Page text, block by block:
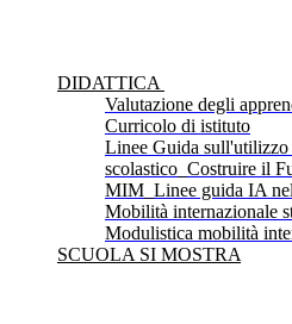
DIDATTICA
Valutazione degli
Curricolo di istituto
Linee Guida
scolastico_Costruire il
MIM_Linee guida IA
Mobilità internazionale
Modulistica mobilità
SCUOLA SI MOSTRA